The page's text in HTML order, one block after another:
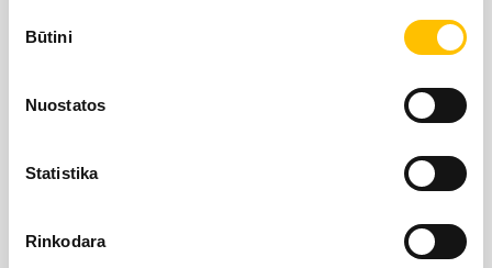
pasirinkimas
Būtini
Nuostatos
Statistika
Rinkodara
LIEBHERR oficiālais pārstāvis Latvijā ir Alfis SIA, kam
un risinājumu izplatīšanu Latvijas teritorijā.
SĪKDATŅU IZMANTOŠANA
LIETOŠANAS NOTEIKUMI